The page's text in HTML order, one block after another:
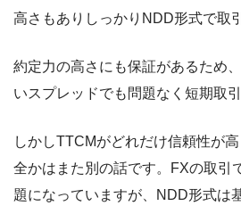
高さもありしっかりNDD形式で取
約定力の高さにも保証があるため
いスプレッドでも問題なく短期取
しかしTTCMがどれだけ信頼性が
全かはまた別の話です。FXの取引
題になっていますが、NDD形式は